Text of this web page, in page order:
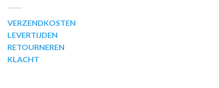
VERZENDKOSTEN
LEVERTIJDEN
RETOURNEREN
KLACHT